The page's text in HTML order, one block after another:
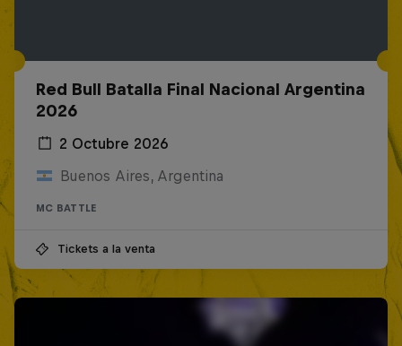
Red Bull Batalla Final Nacional Argentina
2026
2 Octubre 2026
Buenos Aires, Argentina
MC BATTLE
Tickets a la venta